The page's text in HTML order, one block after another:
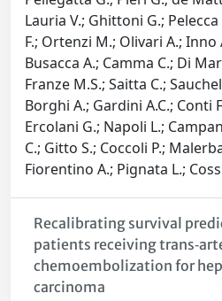
Lauria V.; Ghittoni G.;
F.; Ortenzi M.; Olivari A.; Inno
Busacca A.; Camma C.; Di
Franze M.S.; Saitta C.;
Borghi A.; Gardini A.C.; Conti
Ercolani G.; Napoli L.;
C.; Gitto S.; Coccoli P.;
Fiorentino A.; Pignata L.;
Recalibrating survival
patients receiving
chemoembolization for
carcinoma